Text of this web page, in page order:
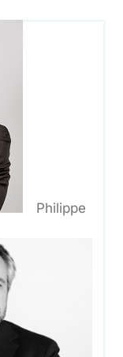
Philippe